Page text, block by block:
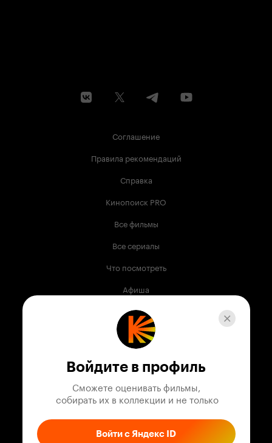
Соглашение
Правила рекомендаций
Справка
Кинопоиск PRO
Все фильмы
Все сериалы
Что посмотреть
Афиша
Музыка
Телепрограмма
Служба поддержки
Войдите в профиль
Сможете оценивать фильмы,
собирать их в коллекции и не только
Войти с Яндекс ID